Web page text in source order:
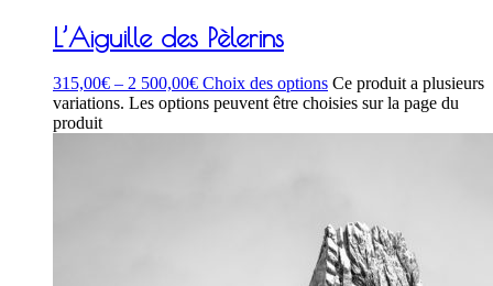
L’Aiguille des Pèlerins
315,00€ – 2 500,00€ Choix des options Ce produit a plusieurs
variations. Les options peuvent être choisies sur la page du
produit